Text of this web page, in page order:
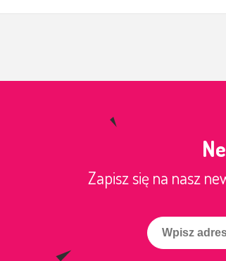
Zapisz się na nasz